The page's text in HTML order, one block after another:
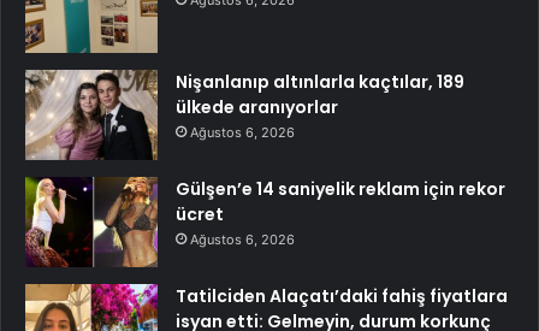
Nişanlanıp altınlarla kaçtılar, 189
ülkede aranıyorlar
Ağustos 6, 2026
Gülşen’e 14 saniyelik reklam için rekor
ücret
Ağustos 6, 2026
Tatilciden Alaçatı’daki fahiş fiyatlara
isyan etti: Gelmeyin, durum korkunç